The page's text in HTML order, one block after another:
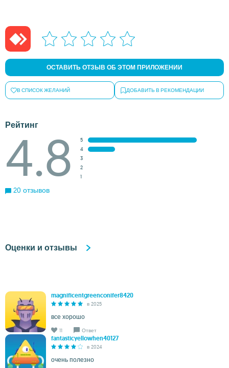
ОСТАВИТЬ ОТЗЫВ ОБ ЭТОМ ПРИЛОЖЕНИИ
В СПИСОК ЖЕЛАНИЙ ДОБАВИТЬ В РЕКОМЕНДАЦИИ
Рейтинг
4.8
5
4
3
2
1
20 отзывов
Оценки и отзывы
magnificentgreenconifer8420
в 2025
все хорошо
11 Ответ
fantasticyellowhen40127
в 2024
очень полезно